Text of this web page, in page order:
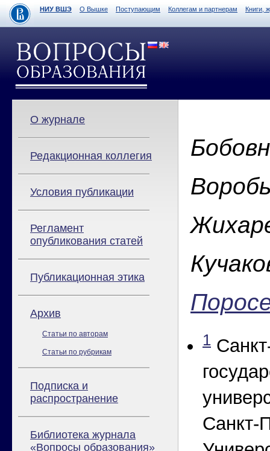
НИУ ВШЭ О Вышке Поступающим Коллегам и партнерам Книги,
О журнале
Редакционная коллегия
Условия публикации
Регламент
опубликования статей
Публикационная этика
Архив
Статьи по авторам
Статьи по рубрикам
Подписка и
распространение
Библиотека журнала
«Вопросы образования»
1
Санкт-